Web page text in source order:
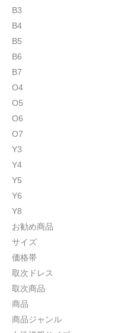
B3
B4
B5
B6
B7
O4
O5
O6
O7
Y3
Y4
Y5
Y6
Y8
お勧め商品
サイズ
価格帯
取次ドレス
取次商品
商品
商品ジャンル